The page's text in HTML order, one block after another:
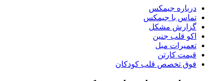
درباره جیمکس
تماس با جیمکس
گزارش مشکل
اکو قلب جنین
تعمیرات مبل
قیمت کارتن
فوق تخصص قلب کودکان